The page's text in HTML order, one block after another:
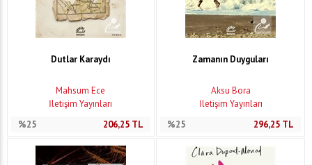
Dutlar Karaydı
Mahsum Ece
İletişim Yayınları
%25
206,25TL
Zamanın Duyguları
Aksu Bora
İletişim Yayınları
%25
296,25 TL